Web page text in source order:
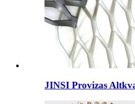
JINSI Provizas